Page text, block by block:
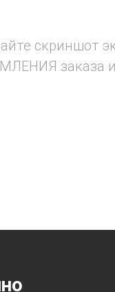
скриншот
заказа